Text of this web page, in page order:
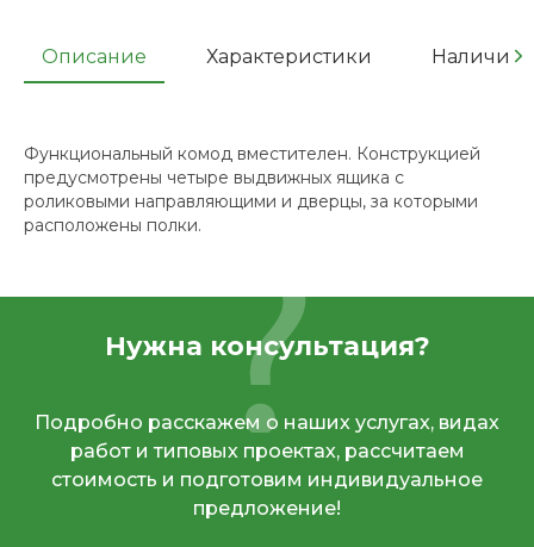
Описание Характеристики Наличие
Функциональный комод вместителен. Конструкцией
предусмотрены четыре выдвижных ящика с
роликовыми направляющими и дверцы, за которыми
расположены полки.
Нужна консультация?
Подробно расскажем о наших услугах, видах
работ и типовых проектах, рассчитаем
стоимость и подготовим индивидуальное
предложение!